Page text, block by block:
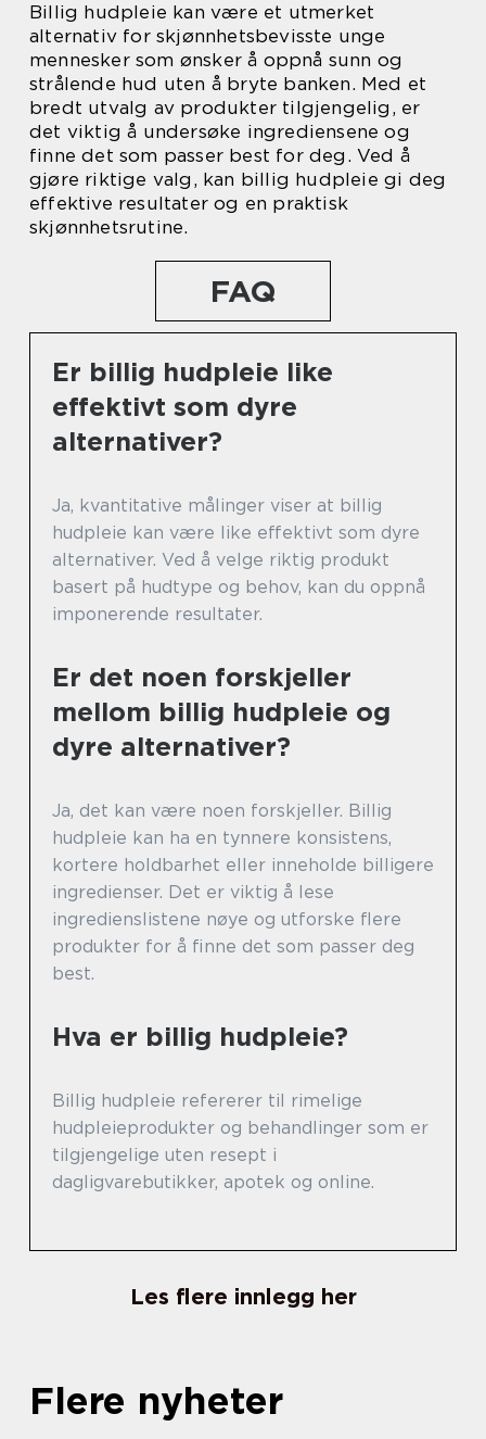
Billig hudpleie kan være et utmerket
alternativ for skjønnhetsbevisste unge
mennesker som ønsker å oppnå sunn og
strålende hud uten å bryte banken. Med et
bredt utvalg av produkter tilgjengelig, er
det viktig å undersøke ingrediensene og
finne det som passer best for deg. Ved å
gjøre riktige valg, kan billig hudpleie gi deg
effektive resultater og en praktisk
skjønnhetsrutine.
FAQ
Er billig hudpleie like
effektivt som dyre
alternativer?
Ja, kvantitative målinger viser at billig
hudpleie kan være like effektivt som dyre
alternativer. Ved å velge riktig produkt
basert på hudtype og behov, kan du oppnå
imponerende resultater.
Er det noen forskjeller
mellom billig hudpleie og
dyre alternativer?
Ja, det kan være noen forskjeller. Billig
hudpleie kan ha en tynnere konsistens,
kortere holdbarhet eller inneholde billigere
ingredienser. Det er viktig å lese
ingredienslistene nøye og utforske flere
produkter for å finne det som passer deg
best.
Hva er billig hudpleie?
Billig hudpleie refererer til rimelige
hudpleieprodukter og behandlinger som er
tilgjengelige uten resept i
dagligvarebutikker, apotek og online.
Les flere innlegg her
Flere nyheter